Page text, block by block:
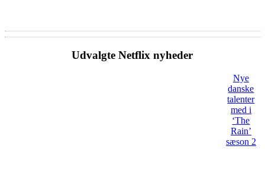
Udvalgte Netflix nyheder
Nye
danske
talenter
med i
‘The
Rain’
sæson 2